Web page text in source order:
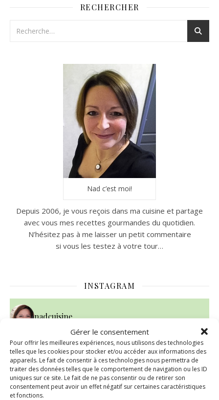
Gérer le consentement
Pour offrir les meilleures expériences, nous utilisons des technologies
telles que les cookies pour stocker et/ou accéder aux informations des
appareils. Le fait de consentir à ces technologies nous permettra de
traiter des données telles que le comportement de navigation ou les ID
uniques sur ce site. Le fait de ne pas consentir ou de retirer son
consentement peut avoir un effet négatif sur certaines caractéristiques
et fonctions.
RECHERCHER
Nad c’est moi!
Depuis 2006, je vous reçois dans ma cuisine et partage
avec vous mes recettes gourmandes du quotidien.
N’hésitez pas à me laisser un petit commentaire
si vous les testez à votre tour…
INSTAGRAM
nadcuisine